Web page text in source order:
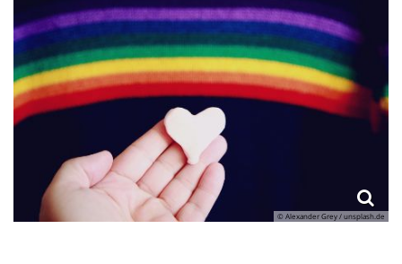
© Alexander Grey / unsplash.de